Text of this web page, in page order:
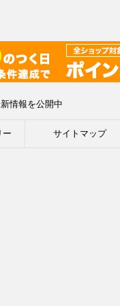
情報を公開中
ー サイトマップ